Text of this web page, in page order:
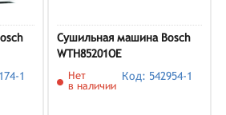
1
Сушильная машина Bosch
WTH85201OE
Нет
в наличии
Код: 542954-1